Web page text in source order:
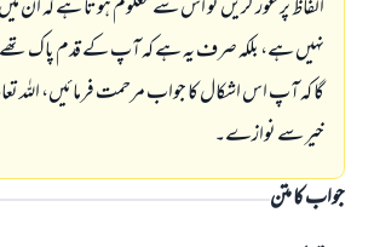
الفاظ پر غور کریں تو اس سے معلوم ہوتا ہے کہ ان
نہیں ہے، بلکہ صرف یہ ہے کہ آپ کے قدم پاک
گا کہ آپ اس اشکال کا جواب مرحمت فرمائیں، اللہ
خیر سے نوازے۔
جواب کا متن